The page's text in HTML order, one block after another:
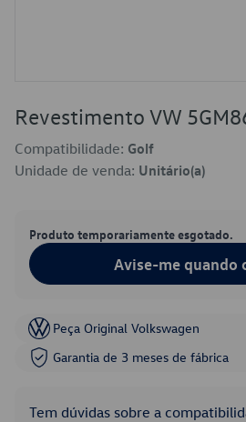
Revestimento VW
Compatibilidade: Golf
Unidade de venda: Unitário(a)
Produto temporariamente esgotado.
Avise-me quando
Peça Original Volkswagen
Garantia de 3 meses de fábrica
Tem dúvidas sobre a